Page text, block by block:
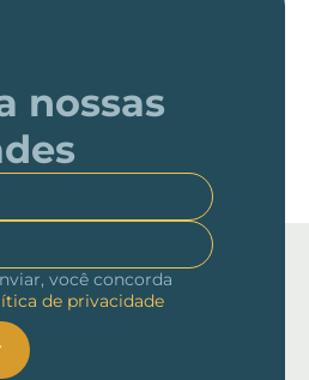
nossas
você concorda
de privacidade